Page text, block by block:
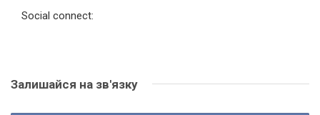
Social connect:
Залишайся на зв'язку